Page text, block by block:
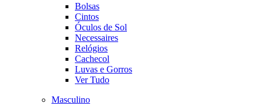
Bolsas
Cintos
Óculos de Sol
Necessaires
Relógios
Cachecol
Luvas e Gorros
Ver Tudo
Masculino